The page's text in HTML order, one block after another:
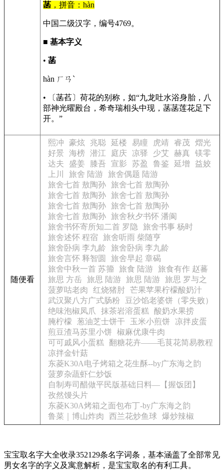
菡 ，拼音：hàn
中国二级汉字，编号4769。
■ 基本字义
• 菡
hàn ㄏㄢˋ
• 〔菡萏〕荷花的别称，如“九龙吐水浴身胎，八
部神光曜殿台，希奇瑞相头中现，菡菡莲花足下
开。”
随便看
熙冲 豪炫 兆聪 延楼 易瞳 虎靖 睿茂
熠光
好景
海榜 潜江 庭庆 凉驿 少艾 赫真 镁零
达夫
盛姜 膝吾 宣影 苏盈 鲁鉴 延增
益姣
上川
旅舍 陆游
旅舍偶题 陆游
旅舍七首 敖陶孙 旅舍七首 敖陶孙
旅舍七首 敖陶孙 旅舍七首 敖陶孙
旅舍七首 敖陶孙 旅舍七首 敖陶孙
旅舍七首 敖陶孙 旅舍秋夕书怀 潘阆
旅舍书怀寄所知二首 罗隐
旅舍书事 杨时
旅舍述怀 程宿
旅舍听雨 柴随亨
旅舍卧病 李九龄
旅舍卧病 李九龄
旅舍言怀 释智圆
旅舍早起 章碣
旅舍中秋一首 苏籀
旅食 陆游
旅食有作 赵蕃
旅思 方岳
旅思 陆游 旅思 陆游
旅思 罗与之
菠萝咕老肉
红烧猪肘 芒果苹果柠檬酸奶汁
武汉聚八方广式肠粉
豆沙馅老婆饼（零失败）
绝味泡椒凤爪
抹茶岩溶蛋糕
酸奶水果捞
腌柠檬
葱油芝士饼干 玉米小煎饼
凉拌皮蛋
煎豆渣马苏里小饼
椒麻优康牛肉
可可戚风小蛋糕
翻糖花卉——毛茛花简易教程
凉拌金针菇
东菱K30A电子烤箱之花生酥--by广东海之韵
菠萝杂蔬虾仁炒饭
自制寿司醋做平民版基础日料—【握饭团】
孜然馒头片
东菱K30A烤箱之面包布丁-by广东海之韵
鲁菜｜博山炸肉
西兰花炒鱼球 爆炒辣椒
宝宝取名字大全收录352129条名字词条，基本涵盖了全部常见
男女名字的字义及寓意解析，是宝宝取名的有利工具。